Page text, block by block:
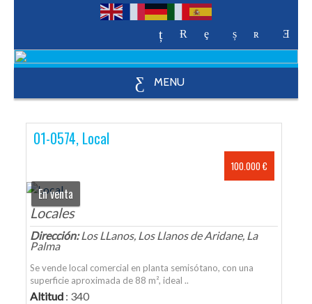
MENU
01-0574, Local
100.000 €
En venta
Locales
Dirección:Los LLanos, Los Llanos de Aridane, La
Palma
Se vende local comercial en planta semisótano, con una
superficie aproximada de 88 m², ideal ..
Altitud : 340